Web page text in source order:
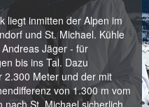
liegt inmitten der Alpen im
und St. Michael. Kühle
Jäger - für
bis ins Tal. Dazu
2.300 Meter und der mit
von 1.300 m vom
nach St. Michael sicherlich